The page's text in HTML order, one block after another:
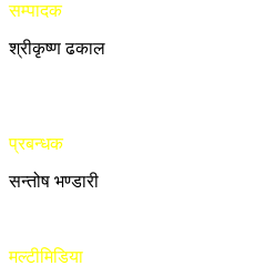
सम्पादक
श्रीकृष्ण ढकाल
प्रबन्धक
सन्तोष भण्डारी
मल्टीमिडिया